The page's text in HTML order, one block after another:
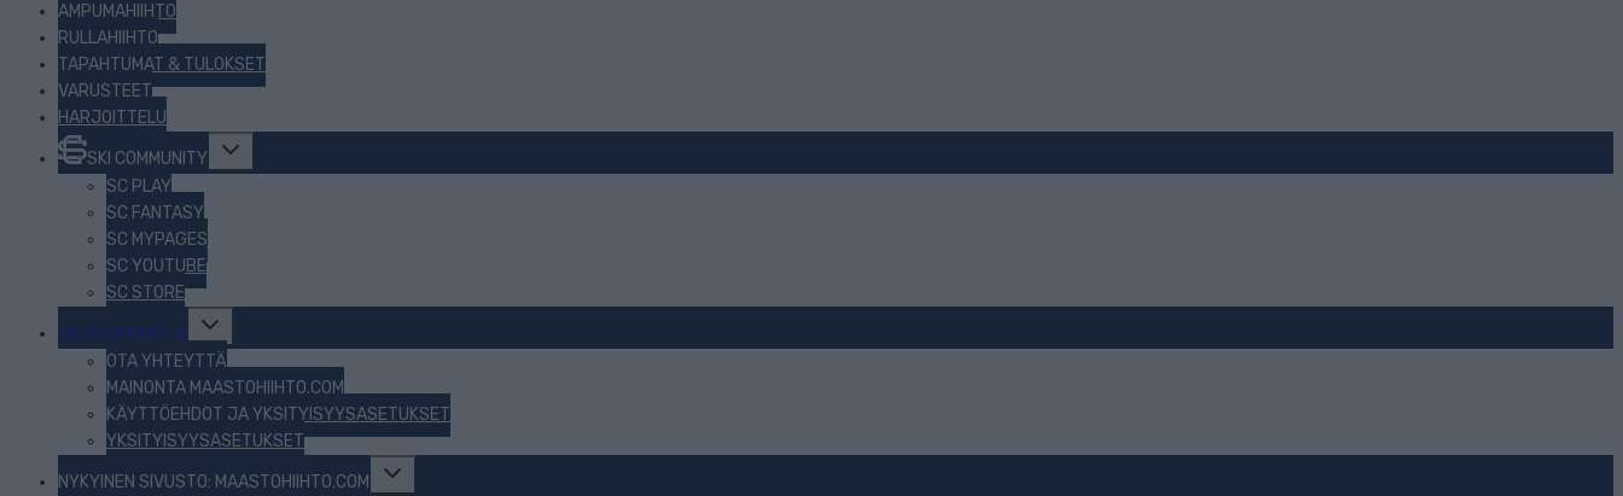
AMPUMAHIIHTO
RULLAHIIHTO
TAPAHTUMAT & TULOKSET
VARUSTEET
HARJOITTELU
SKI COMMUNITY
Toggle
menu
SC PLAY
SC FANTASY
SC MYPAGES
SC YOUTUBE
SC STORE
TIETOJA MEISTÄ
Toggle
child
menu
OTA YHTEYTTÄ
MAINONTA MAASTOHIIHTO.COM
KÄYTTÖEHDOT JA YKSITYISYYSASETUKSET
YKSITYISYYSASETUKSET
NYKYINEN SIVUSTO: MAASTOHIIHTO.COM
Toggle